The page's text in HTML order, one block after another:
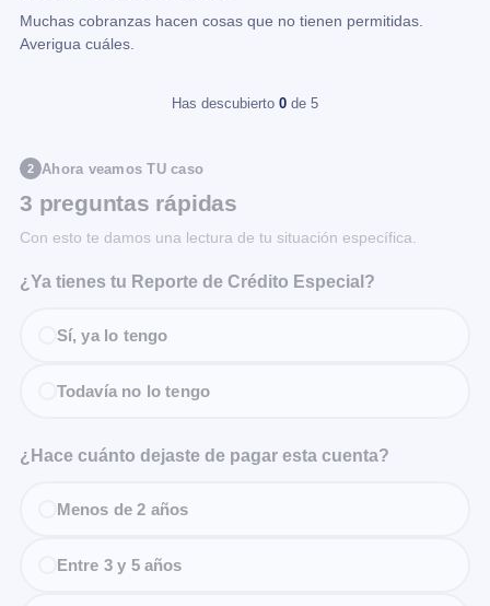
Muchas cobranzas hacen cosas que no tienen permitidas.
Averigua cuáles.
Has descubierto 0 de 5
2 Ahora veamos TU caso
3 preguntas rápidas
Con esto te damos una lectura de tu situación específica.
¿Ya tienes tu Reporte de Crédito Especial?
Sí, ya lo tengo
Todavía no lo tengo
¿Hace cuánto dejaste de pagar esta cuenta?
Menos de 2 años
Entre 3 y 5 años